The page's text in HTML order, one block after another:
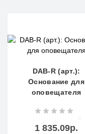
DAB-R (арт.):
Основание для
оповещателя
1 835.09р.